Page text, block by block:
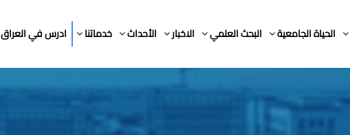
الحياة الجامعية البحث العلمي الاخبار الأحداث خدماتنا ادرس في العراق